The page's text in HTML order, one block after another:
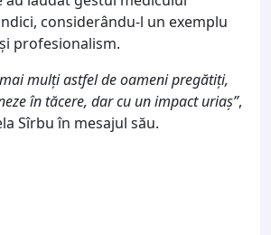
considerându-l un exemplu
profesionalism.
mulți astfel de oameni pregătiți,
în tăcere, dar cu un impact uriaș”,
Sîrbu în mesajul său.